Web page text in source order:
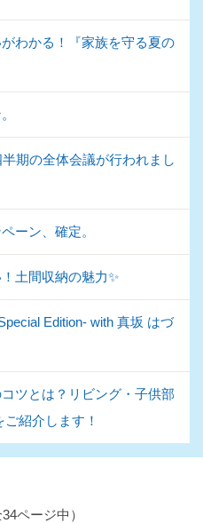
わかる！『家族を守る夏の
期の全体会議が行われまし
ーン、確定。
土間収納の魅力✨
Edition- with 真坂 はづ
ツとは？リビング・子供部
紹介します！
ページ中）